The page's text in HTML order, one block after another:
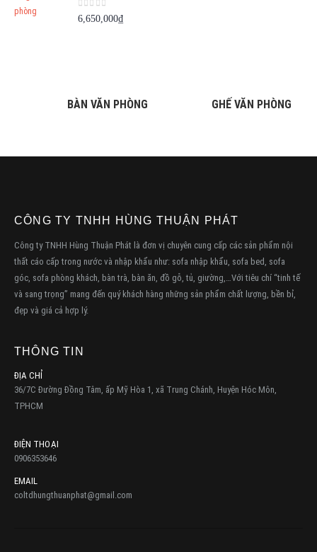
0 out of 5
6,650,000₫
BÀN VĂN PHÒNG GHẾ VĂN PHÒNG
CÔNG TY TNHH HÙNG THUẬN PHÁT
Công ty TNHH Hùng Thuận Phát là đơn vị chuyên cung cấp các sản phẩm nội
thất cáo cấp trong nước và nhập khẩu như: sofa nhập khẩu, sofa bed, sofa
góc, sofa phòng khách, bàn trà, bàn ăn, đồ gỗ, tủ, giường,…Với tiêu chí “tinh tế
và sang trọng” mang đến quý khách hàng những sản phẩm chất lượng, bền bỉ,
đẹp và giá cả hợp lý.
THÔNG TIN
ĐỊA CHỈ
36/7C Đường Đồng Tâm, ấp Mỹ Hòa 1, xã Trung Chánh, Huyện Hóc Môn,
TPHCM
ĐIỆN THOẠI
0906353646
EMAIL
coltdhungthuanphat@gmail.com